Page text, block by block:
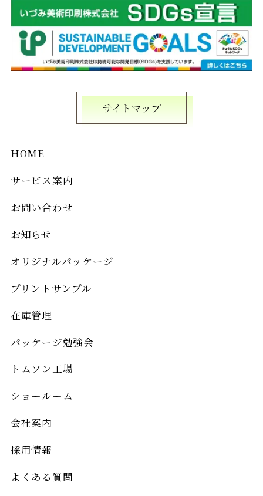
HOME
サービス案内
お問い合わせ
お知らせ
オリジナルパッケージ
プリントサンプル
在庫管理
パッケージ勉強会
トムソン工場
ショールーム
会社案内
採用情報
よくある質問
サイトマップ